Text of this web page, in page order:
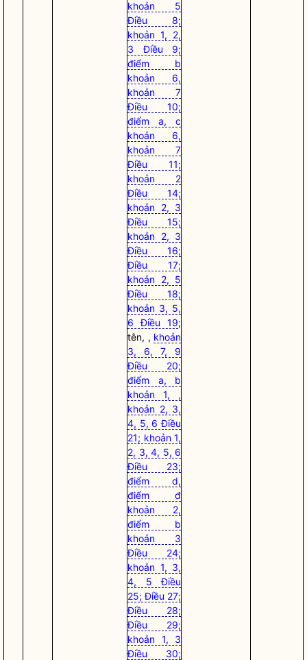
khoản 5
Điều 8;
khoản 1, 2,
3 Điều 9;
điểm b
khoản 6,
khoản 7
Điều 10;
điểm a, c
khoản 6,
khoản 7
Điều 11;
khoản 2
Điều 14;
khoản 2, 3
Điều 15;
khoản 2, 3
Điều 16;
Điều 17;
khoản 2, 5
Điều 18;
khoản 3, 5,
6 Điều 19;
tên, , khoản
3, 6, 7, 9
Điều 20;
điểm a, b
khoản 1, ,
khoản 2, 3,
4, 5, 6 Điều
21; khoản 1,
2, 3, 4, 5, 6
Điều 23;
điểm d,
điểm đ
khoản 2,
điểm b
khoản 3
Điều 24;
khoản 1, 3,
4, 5 Điều
25; Điều 27;
Điều 28;
Điều 29;
khoản 1, 3
Điều 30;